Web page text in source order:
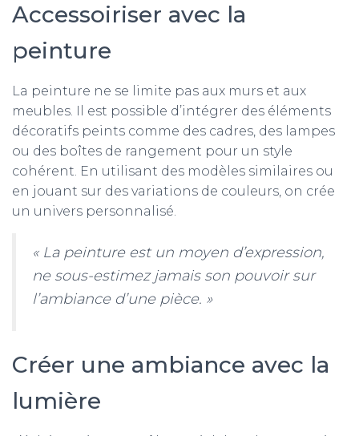
Accessoiriser avec la
peinture
La peinture ne se limite pas aux murs et aux
meubles. Il est possible d’intégrer des éléments
décoratifs peints comme des cadres, des lampes
ou des boîtes de rangement pour un style
cohérent. En utilisant des modèles similaires ou
en jouant sur des variations de couleurs, on crée
un univers personnalisé.
« La peinture est un moyen d’expression,
ne sous-estimez jamais son pouvoir sur
l’ambiance d’une pièce. »
Créer une ambiance avec la
lumière